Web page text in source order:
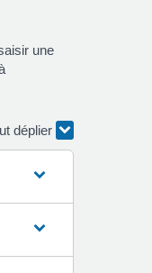
une
déplier